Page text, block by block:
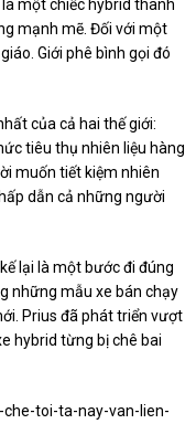
một chiếc hybrid thanh
mạnh mẽ. Đối với một
Giới phê bình gọi đó
của cả hai thế giới:
tiêu thụ nhiên liệu hàng
muốn tiết kiệm nhiên
dẫn cả những người
lại là một bước đi đúng
những mẫu xe bán chạy
Prius đã phát triển vượt
hybrid từng bị chê bai
toi-ta-nay-van-lien-